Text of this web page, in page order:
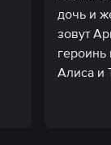
дочь и
зовут
героинь
Алиса и